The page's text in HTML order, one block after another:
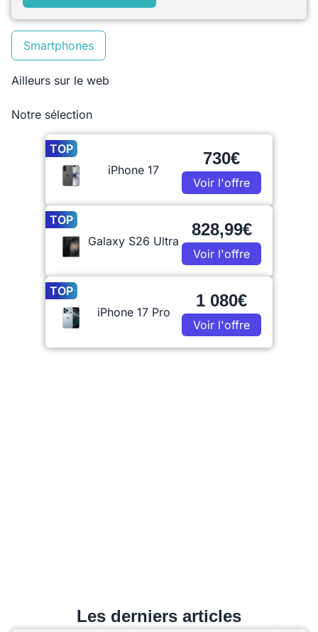
Smartphones
Ailleurs sur le web
Notre sélection
TOP
iPhone 17
730€
Voir l'offre
TOP
Galaxy S26 Ultra
828,99€
Voir l'offre
TOP
iPhone 17 Pro
1 080€
Voir l'offre
Les derniers articles